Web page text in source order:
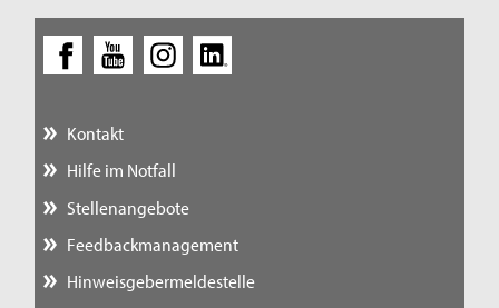
Kontakt
Hilfe im Notfall
Stellenangebote
Feedbackmanagement
Hinweisgebermeldestelle